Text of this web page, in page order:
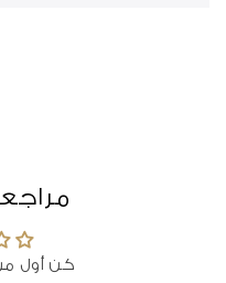
كن أول